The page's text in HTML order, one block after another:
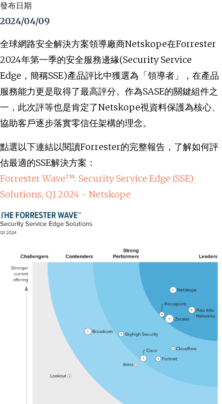
發布日期
2024/04/09
全球網路安全解決方案領導廠商Netskope在Forrester
2024年第一季的安全服務邊緣(Security Service
Edge，簡稱SSE)產品評比中獲選為「領導者」，在產品
服務能力更是取得了最高評分。作為SASE的關鍵組件之
一，此次評等也是肯定了Netskope視資料保護為核心、
協助客戶逐步落實零信任架構的理念。
點選以下連結以閱讀Forrester的完整報告，了解如何評
估最適的SSE解決方案：
Forrester Wave™: Security Service Edge (SSE)
Solutions, Q1 2024 - Netskope